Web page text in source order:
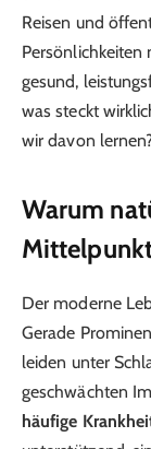
Reisen und
Persönlichkeiten
gesund,
was steckt
wir davon
Warum
Der moderne
Gerade
leiden unter
geschwächten
häufige